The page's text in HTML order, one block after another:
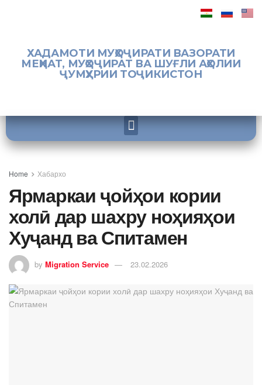
ХАДАМОТИ МУҲОҶИРАТИ ВАЗОРАТИ
МЕҲНАТ, МУҲОҶИРАТ ВА ШУҒЛИ АҲОЛИИ
ҶУМҲУРИИ ТОҶИКИСТОН
Home Хабархо
Ярмаркаи ҷойҳои кории
холӣ дар шахру ноҳияҳои
Хуҷанд ва Спитамен
by Migration Service 23.02.2026